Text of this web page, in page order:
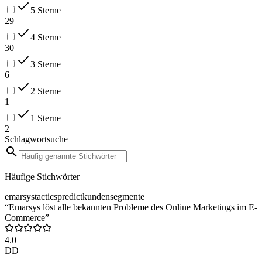
5 Sterne
29
4 Sterne
30
3 Sterne
6
2 Sterne
1
1 Sterne
2
Schlagwortsuche
Häufige Stichwörter
emarsystacticspredictkundensegmente
“Emarsys löst alle bekannten Probleme des Online Marketings im E-
Commerce”
4.0
DD